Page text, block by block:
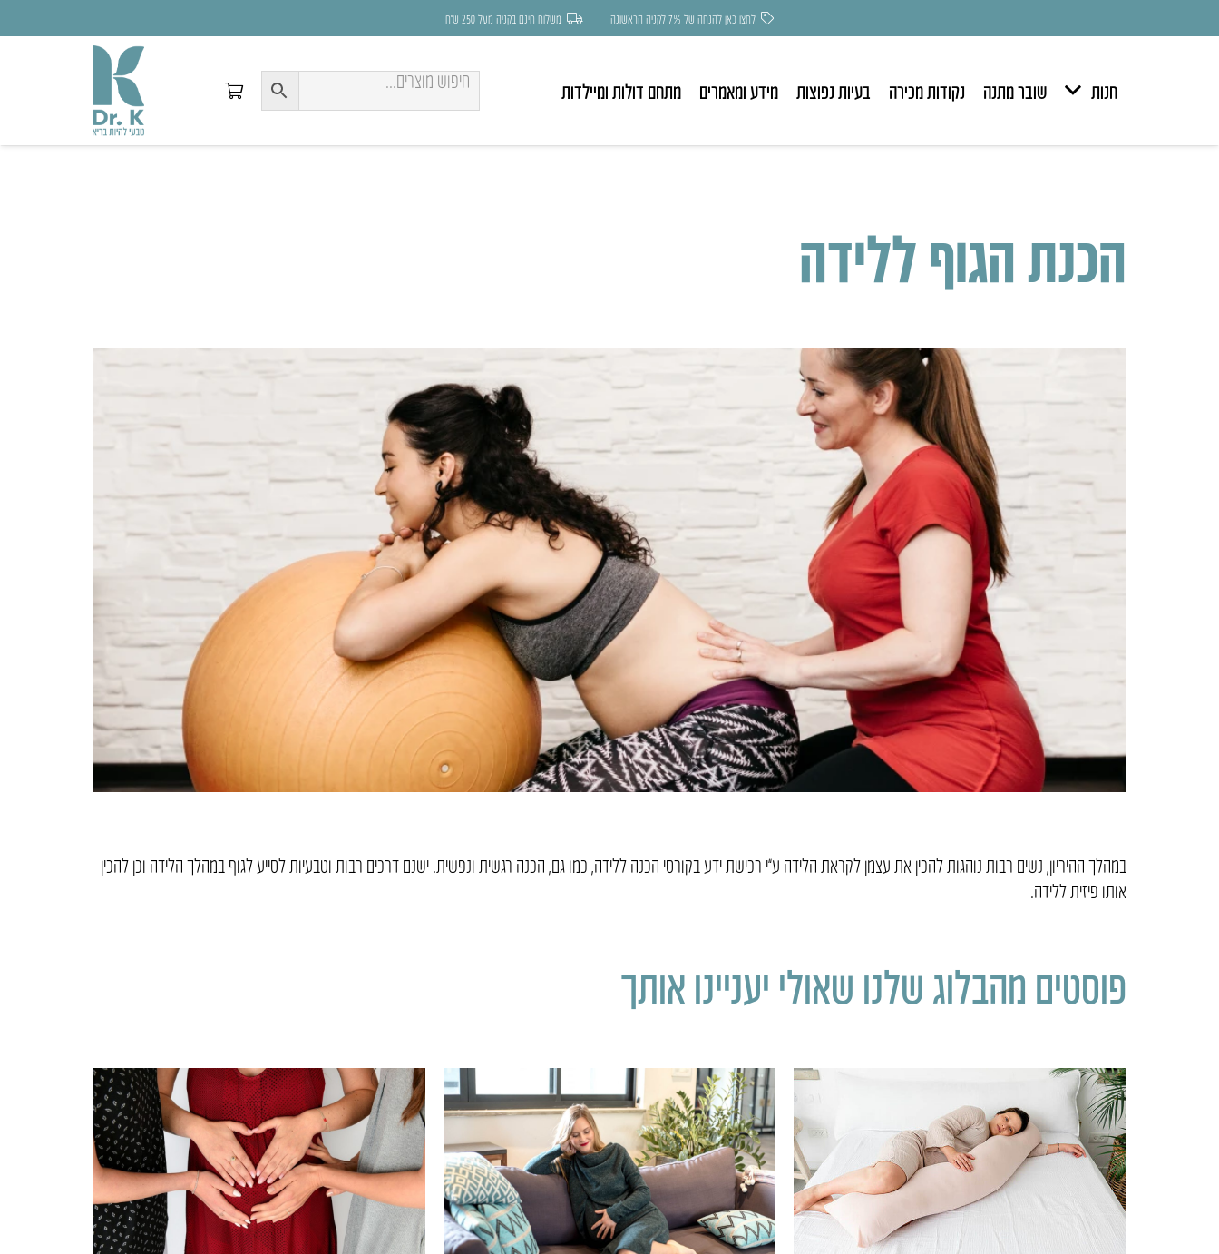
לחצו כאן להנחה של 7% לקניה הראשונה משלוח חינם בקניה מעל 250 ש״ח
חנות שובר מתנה נקודות מכירה בעיות נפוצות מידע ומאמרים מתחם דולות ומיילדות
הכנת הגוף ללידה
במהלך ההיריון, נשים רבות נוהגות להכין את עצמן לקראת הלידה ע”י רכישת ידע בקורסי הכנה ללידה, כמו גם, הכנה רגשית ונפשית. ישנם דרכים רבות וטבעיות לסייע לגוף במהלך הלידה וכן להכין
אותו פיזית ללידה.
פוסטים מהבלוג שלנו שאולי יעניינו אותך